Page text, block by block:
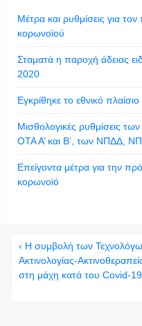
Μέτρα και ρυθμίσεις για
κορωνοϊού
Σταματά η παροχή άδειας
2020
Εγκρίθηκε το εθνικό
Μισθολογικές ρυθμίσεις
ΟΤΑ Α’ και Β’, των ΝΠΔΔ,
Επείγοντα μέτρα για την
κορωνοϊό
‹ Η συμβολή των
Ακτινολογίας-
στη μάχη κατά του Covid-19